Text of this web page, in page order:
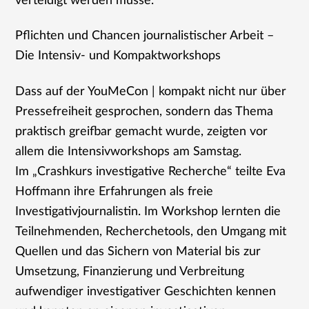
Pflichten und Chancen journalistischer Arbeit –
Die Intensiv- und Kompaktworkshops
Dass auf der YouMeCon | kompakt nicht nur über
Pressefreiheit gesprochen, sondern das Thema
praktisch greifbar gemacht wurde, zeigten vor
allem die Intensivworkshops am Samstag.
Im „Crashkurs investigative Recherche“ teilte Eva
Hoffmann ihre Erfahrungen als freie
Investigativjournalistin. Im Workshop lernten die
Teilnehmenden, Recherchetools, den Umgang mit
Quellen und das Sichern von Material bis zur
Umsetzung, Finanzierung und Verbreitung
aufwendiger investigativer Geschichten kennen